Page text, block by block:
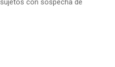
con sospecha de